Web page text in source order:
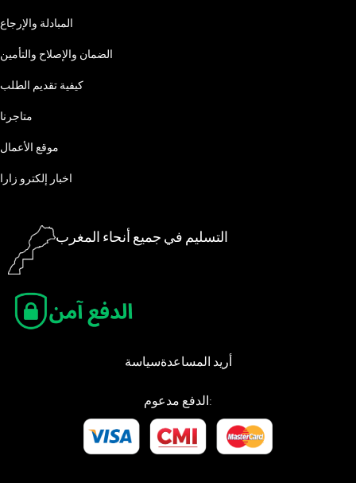
المبادلة والإرجاع
الضمان والإصلاح والتأمين
كيفية تقديم الطلب
متاجرنا
موقع الأعمال
اخبار إلكترو زارا
التسليم في جميع أنحاء المغرب
الدفع مدعوم:
سياسةأريد المساعدة